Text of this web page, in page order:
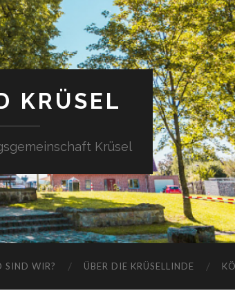
KRÜSEL
Krüsel
SIND WIR? ÜBER DIE KRÜSELLINDE